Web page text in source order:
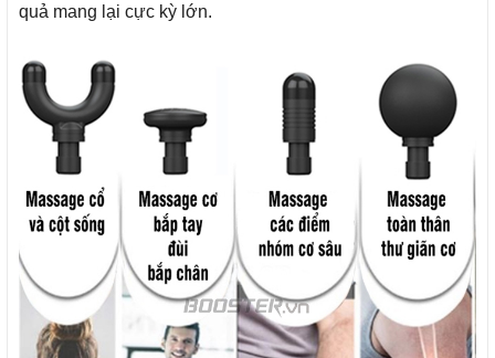
quả mang lại cực kỳ lớn.